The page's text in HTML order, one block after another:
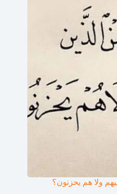
ولا هم يحزنون؟